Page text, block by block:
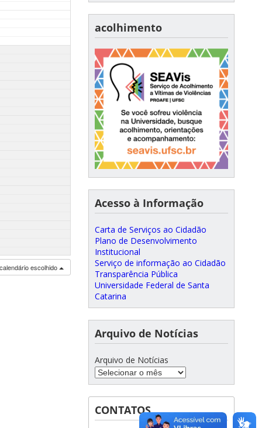
escolhido
acolhimento
Acesso à Informação
Carta de Serviços ao Cidadão
Plano de Desenvolvimento
Institucional
Serviço de informação ao Cidadão
Transparência Pública
Universidade Federal de Santa
Catarina
Arquivo de Notícias
Arquivo de Notícias
CONTATOS